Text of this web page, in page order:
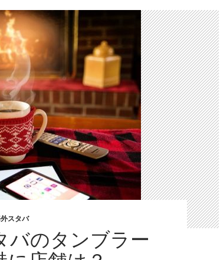
スタバ
バのタンブラー